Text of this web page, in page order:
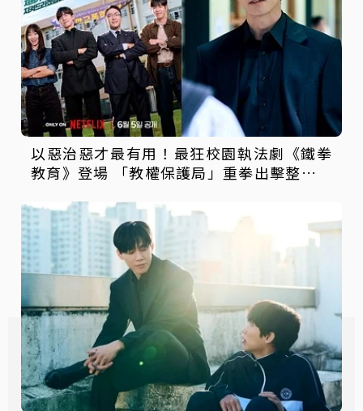
以惡治惡才最有用！最狂校園執法劇《鐵拳
教育》登場 「教權保護局」重拳出擊整頓失